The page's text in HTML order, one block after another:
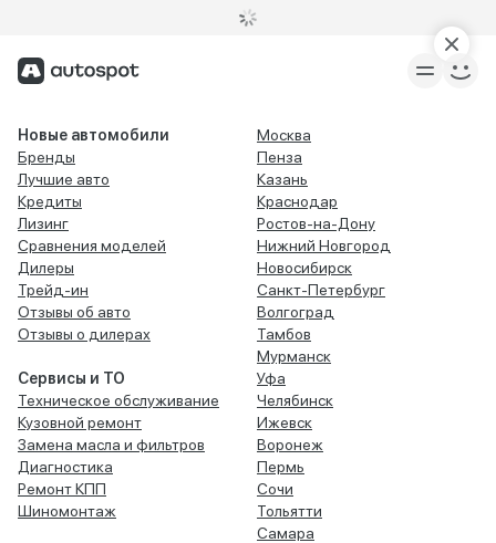
Новые автомобили
Бренды
Лучшие авто
Кредиты
Лизинг
Сравнения моделей
Дилеры
Трейд-ин
Отзывы об авто
Отзывы о дилерах
Сервисы и ТО
Техническое обслуживание
Кузовной ремонт
Замена масла и фильтров
Диагностика
Ремонт КПП
Шиномонтаж
Москва
Пенза
Казань
Краснодар
Ростов-на-Дону
Нижний Новгород
Новосибирск
Санкт-Петербург
Волгоград
Тамбов
Мурманск
Уфа
Челябинск
Ижевск
Воронеж
Пермь
Сочи
Тольятти
Самара